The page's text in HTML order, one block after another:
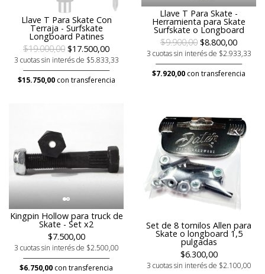
Llave T Para Skate Con
Terraja - Surfskate
Longboard Patines
$19.000,00 $17.500,00
3 cuotas sin interés de $5.833,33
$15.750,00con transferencia
Llave T Para Skate -
Herramienta para Skate
Surfskate o Longboard
$9.900,00 $8.800,00
3 cuotas sin interés de $2.933,33
$7.920,00 con transferencia
Kingpin Hollow para truck de
Skate - Set x2
$7.500,00
3 cuotas sin interés de $2.500,00
$6.750,00 con transferencia
Set de 8 tornilos Allen para
Skate o longboard 1,5
pulgadas
$6.300,00
3 cuotas sin interés de $2.100,00